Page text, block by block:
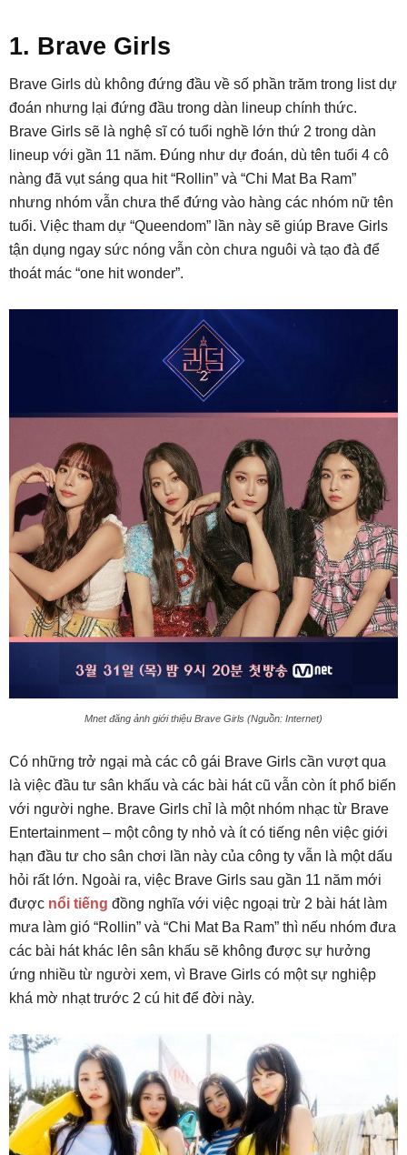
1. Brave Girls
Brave Girls dù không đứng đầu về số phần trăm trong list dự
đoán nhưng lại đứng đầu trong dàn lineup chính thức.
Brave Girls sẽ là nghệ sĩ có tuổi nghề lớn thứ 2 trong dàn
lineup với gần 11 năm. Đúng như dự đoán, dù tên tuổi 4 cô
nàng đã vụt sáng qua hit “Rollin” và “Chi Mat Ba Ram”
nhưng nhóm vẫn chưa thể đứng vào hàng các nhóm nữ tên
tuổi. Việc tham dự “Queendom” lần này sẽ giúp Brave Girls
tận dụng ngay sức nóng vẫn còn chưa nguôi và tạo đà để
thoát mác “one hit wonder”.
Mnet đăng ảnh giới thiệu Brave Girls (Nguồn: Internet)
Có những trở ngại mà các cô gái Brave Girls cần vượt qua
là việc đầu tư sân khấu và các bài hát cũ vẫn còn ít phổ biến
với người nghe. Brave Girls chỉ là một nhóm nhạc từ Brave
Entertainment – một công ty nhỏ và ít có tiếng nên việc giới
hạn đầu tư cho sân chơi lần này của công ty vẫn là một dấu
hỏi rất lớn. Ngoài ra, việc Brave Girls sau gần 11 năm mới
được nổi tiếng đồng nghĩa với việc ngoại trừ 2 bài hát làm
mưa làm gió “Rollin” và “Chi Mat Ba Ram” thì nếu nhóm đưa
các bài hát khác lên sân khấu sẽ không được sự hưởng
ứng nhiều từ người xem, vì Brave Girls có một sự nghiệp
khá mờ nhạt trước 2 cú hit để đời này.